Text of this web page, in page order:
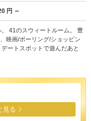
円 ～
41のスウィートルーム。 豊
映画/ボーリング/ショッピン
ートスポットで遊んだあと
見る